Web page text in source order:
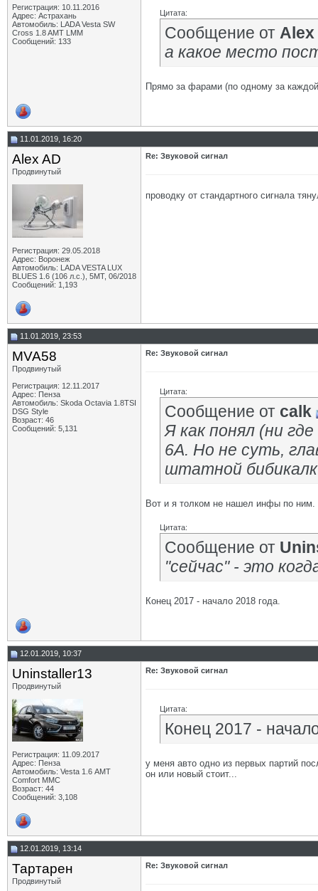
Регистрация: 10.11.2016
Адрес: Астрахань
Автомобиль: LADA Vesta SW
Cross 1.8 AMT LMM
Сообщений: 133
Цитата:
Сообщение от Alex
а какое место
Прямо за фарами (по одному за
11.01.2019, 16:20
Alex AD
Продвинутый
Регистрация: 29.05.2018
Адрес: Воронеж
Автомобиль: LADA VESTA LUX
BLUES 1.6 (106 л.с.), 5МТ, 06/2018
Сообщений: 1,193
Re: Звуковой сигнал
проводку от стандартного сигнала
11.01.2019, 23:53
MVA58
Продвинутый
Регистрация: 12.11.2017
Адрес: Пенза
Автомобиль: Skoda Octavia 1.8TSI
DSG Style
Возраст: 46
Сообщений: 5,131
Re: Звуковой сигнал
Цитата:
Сообщение от calk
Я как понял (ни
6А. Но не суть,
штатной
Вот и я толком не нашел инфы по ним.
Цитата:
Сообщение от
"сейчас" - это
Конец 2017 - начало 2018 года.
12.01.2019, 10:37
Uninstaller13
Продвинутый
Регистрация: 11.09.2017
Адрес: Пенза
Автомобиль: Vesta 1.6 АМТ
Comfort MMC
Возраст: 44
Сообщений: 3,108
Re: Звуковой сигнал
Цитата:
Конец 2017 -
у меня авто одно из первых партий
он или новый стоит...
12.01.2019, 13:14
Тартарен
Продвинутый
Re: Звуковой сигнал